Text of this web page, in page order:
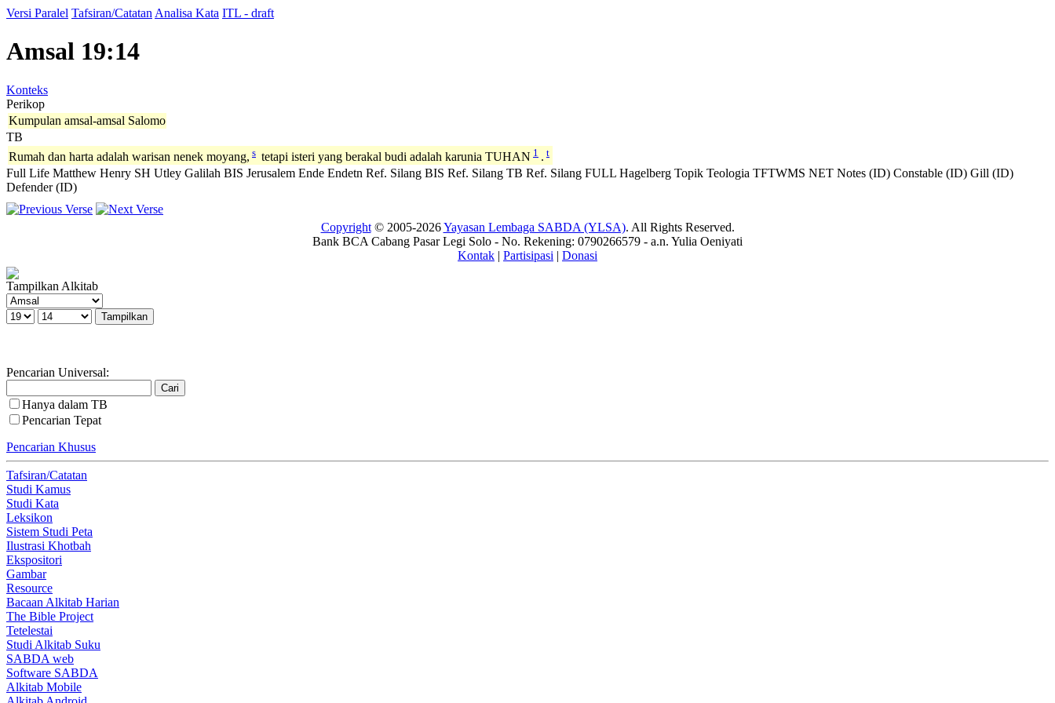
Versi Paralel Tafsiran/Catatan Analisa Kata ITL - draft
Amsal 19:14
Konteks
Perikop
Kumpulan amsal-amsal Salomo
TB
Rumah dan harta adalah warisan nenek moyang, s tetapi isteri yang berakal budi adalah karunia TUHAN 1 . t
Full Life Matthew Henry SH Utley Galilah BIS Jerusalem Ende Endetn Ref. Silang BIS Ref. Silang TB Ref. Silang FULL Hagelberg Topik Teologia TFTWMS NET Notes (ID) Constable (ID) Gill (ID)
Defender (ID)
Copyright© 2005-2026Yayasan Lembaga SABDA (YLSA). All Rights Reserved.
Bank BCA Cabang Pasar Legi Solo - No. Rekening: 0790266579 - a.n. Yulia Oeniyati
Kontak | Partisipasi | Donasi
Tampilkan Alkitab
Pencarian Universal:
Hanya dalam TB
Pencarian Tepat
Pencarian Khusus
Tafsiran/Catatan
Studi Kamus
Studi Kata
Leksikon
Sistem Studi Peta
Ilustrasi Khotbah
Ekspositori
Gambar
Resource
Bacaan Alkitab Harian
The Bible Project
Tetelestai
Studi Alkitab Suku
SABDA web
Software SABDA
Alkitab Mobile